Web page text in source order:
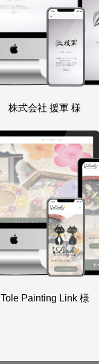
株式会社 援軍 様
Tole Painting Link 様